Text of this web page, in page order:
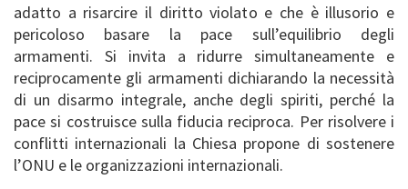
adatto a risarcire il diritto violato e che è illusorio e
pericoloso basare la pace sull’equilibrio degli
armamenti. Si invita a ridurre simultaneamente e
reciprocamente gli armamenti dichiarando la necessità
di un disarmo integrale, anche degli spiriti, perché la
pace si costruisce sulla fiducia reciproca. Per risolvere i
conflitti internazionali la Chiesa propone di sostenere
l’ONU e le organizzazioni internazionali.